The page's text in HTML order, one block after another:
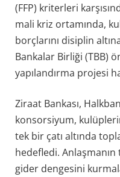
(FFP) kriterleri
mali kriz ortamında,
borçlarını disiplin
Bankalar Birliği (TBB)
yapılandırma projesi
Ziraat Bankası,
konsorsiyum,
tek bir çatı altında
hedefledi.
gider dengesini